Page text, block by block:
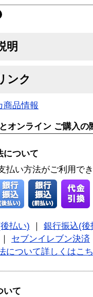
明
ンク
商品情報
オンライン ご購入の
について
払い方法がご利用で
払い)
銀行振込(後
セブンイレブン決済
について詳しくはこ
いて